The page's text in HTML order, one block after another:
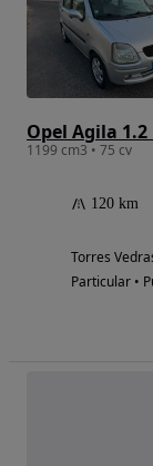
Opel Agila
1199 cm3 • 75 cv
120 km
Torres
Particular •